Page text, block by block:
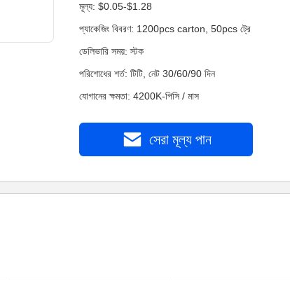
মূল্য: $0.05-$1.28
প্যাকেজিং বিবরণ: 1200pcs carton, 50pcs ট্রে
ডেলিভারি সময়: স্টক
পরিশোধের শর্ত: টিটি, নেট 30/60/90 দিন
যোগানের ক্ষমতা: 4200K-পিসি / মাস
সেরা মূল্য পান